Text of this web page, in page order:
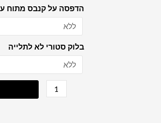
הדפסה על קנבס מתוח
בלוק סטורי לא לתלייה
קנבס
זכוכית